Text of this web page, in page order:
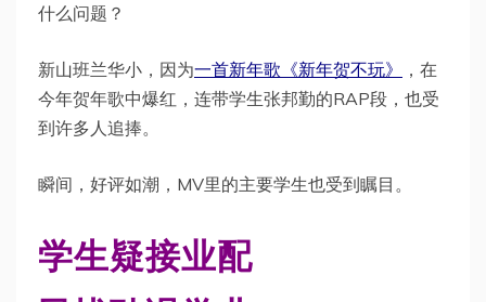
什么问题？
新山班兰华小，因为一首新年歌《新年贺不玩》
，在
今年贺年歌中爆红，连带学生张邦勤的RAP段，也受
到许多人追捧。
瞬间，好评如潮，MV里的主要学生也受到瞩目。
学生疑接业配